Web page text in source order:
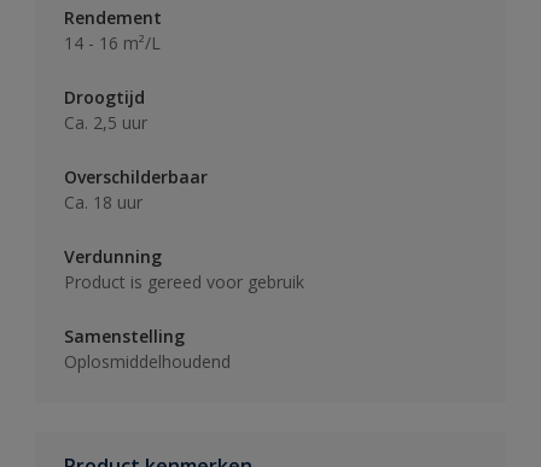
Rendement
14 - 16 m²/L
Droogtijd
Ca. 2,5 uur
Overschilderbaar
Ca. 18 uur
Verdunning
Product is gereed voor gebruik
Samenstelling
Oplosmiddelhoudend